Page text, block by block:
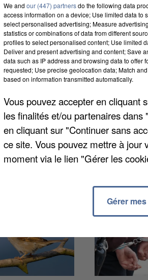
ont laminé leur adversaire hier
Division d'Honneur. Beauvais,
sur-Somme, qui évolue en
VUS
We and our (447) partnersdo the following data
access information on a device; Use limited data
select personalised advertising; Measure
statistics or combinations of data from different
profiles to select personalised content; Use limited
Deliver and present advertising and content; Save
data such as IP address and browsing data to
requested; Use precise geolocation data; Match
based on information transmitted automatically.
Vous pouvez accepter en cliquant
les finalités et/ou partenaires
en cliquant sur "Continuer sans
ce site. Vous pouvez mettre à jour
moment via le lien "Gérer les
Gérer